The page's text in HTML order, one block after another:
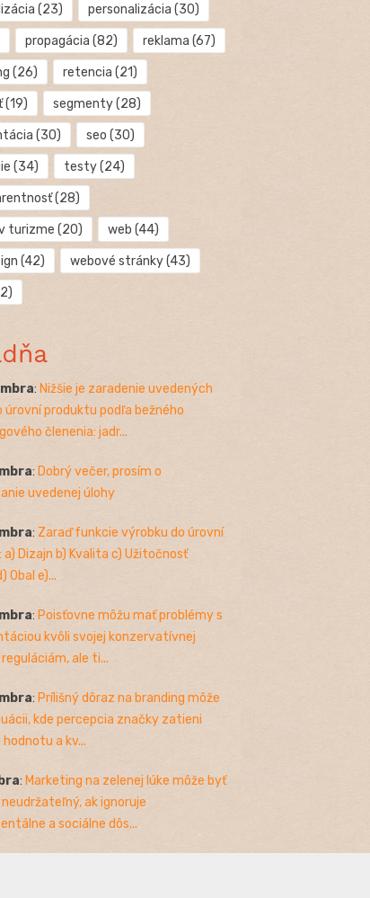
(23) personalizácia (30)
propagácia (82) reklama (67)
(26) retencia (21)
(19) segmenty(28)
(30) seo (30)
(34) testy(24)
(28)
turizme (20) web (44)
(42) webové stránky(43)
: Nižšie je zaradenie uvedených
úrovní produktu podľa bežného
členenia: jadr...
: Dobrý večer, prosím o
uvedenej úlohy
: Zaraď funkcie výrobku do úrovní
Dizajn b) Kvalita c) Užitočnosť
Obal e)...
: Poisťovne môžu mať problémy s
kvôli svojej konzervatívnej
ale ti...
: Prílišný dôraz na branding môže
kde percepcia značky zatieni
a kv...
: Marketing na zelenej lúke môže byť
ak ignoruje
a sociálne dôs...